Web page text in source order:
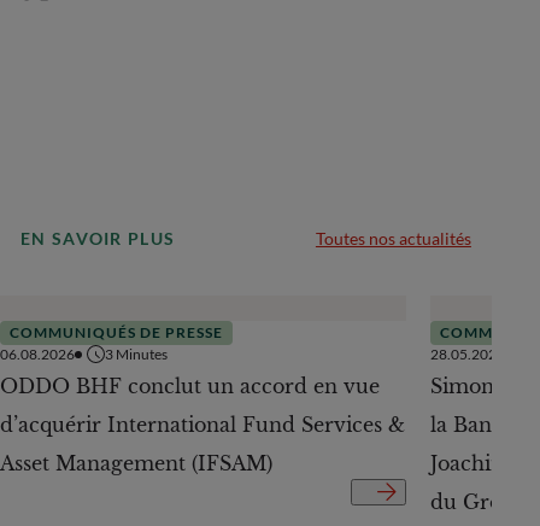
EN SAVOIR PLUS Toutes nos actualités
COMMUNIQUÉS DE PRESSE
06.08.2026
3 Minutes
ODDO BHF conclut un accord en vue
d’acquérir International Fund Services &
Asset Management (IFSAM)
28.05.2026
Simone
la Banque
Joachim
du